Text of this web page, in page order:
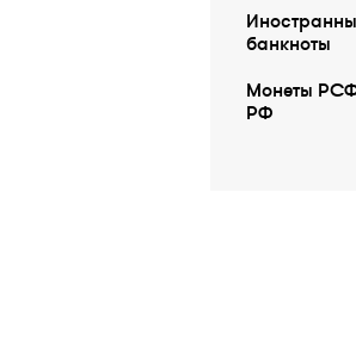
бaнкноты
Монеты
РФ